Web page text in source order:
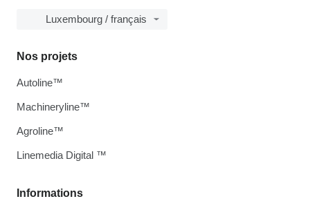
Luxembourg / français
Informations
Nos projets
Autoline™
Machineryline™
Agroline™
Linemedia Digital ™